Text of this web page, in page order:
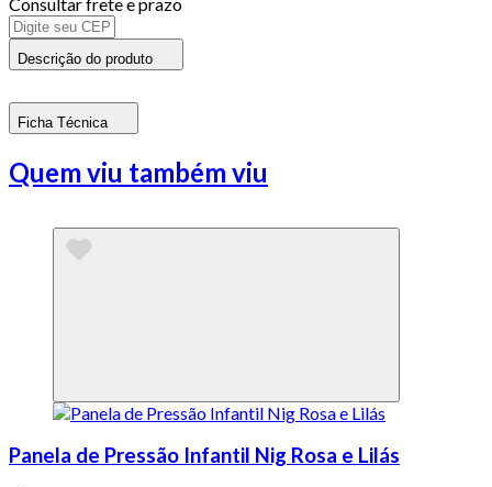
Descrição do produto
Ficha Técnica
Quem viu também viu
Panela de Pressão Infantil Nig Rosa e Lilás